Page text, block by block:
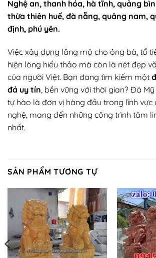
Nghệ an, thanh hóa, hà tĩnh, quảng
thừa thiên huế, đà nẵng, quảng nam,
định, phú yên.
Việc xây dựng lăng mộ cho ông bà, tổ
hiện lòng hiếu thảo mà còn là nét đẹp
của người Việt. Bạn đang tìm kiếm một
đá uy tín , bền vững với thời gian? Đá
tự hào là đơn vị hàng đầu trong lĩnh vực
nghệ, mang đến những công trình tâm
nhất.
SẢN PHẨM TƯƠNG TỰ